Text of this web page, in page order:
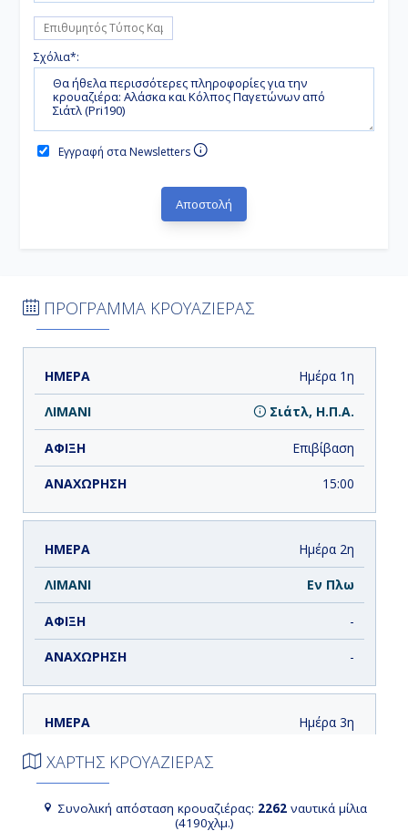
Σχόλια*:
Εγγραφή στα Newsletters
ΠΡΟΓΡΑΜΜΑ ΚΡΟΥΑΖΙΕΡΑΣ
ΗΜΕΡΑ ΑΝΑΧΩΡΗΣΗ
Ημέρα 1η
Σιάτλ, Η.Π.Α.
Επιβίβαση
15:00
Ημέρα 2η
Εν Πλω
-
-
Ημέρα 3η
Τζούνο ( Αλάσκα ), Η.Π.Α.
ΧΑΡΤΗΣ ΚΡΟΥΑΖΙΕΡΑΣ
Συνολική απόσταση κρουαζιέρας: 2262ναυτικά μίλια
(4190χλμ.)